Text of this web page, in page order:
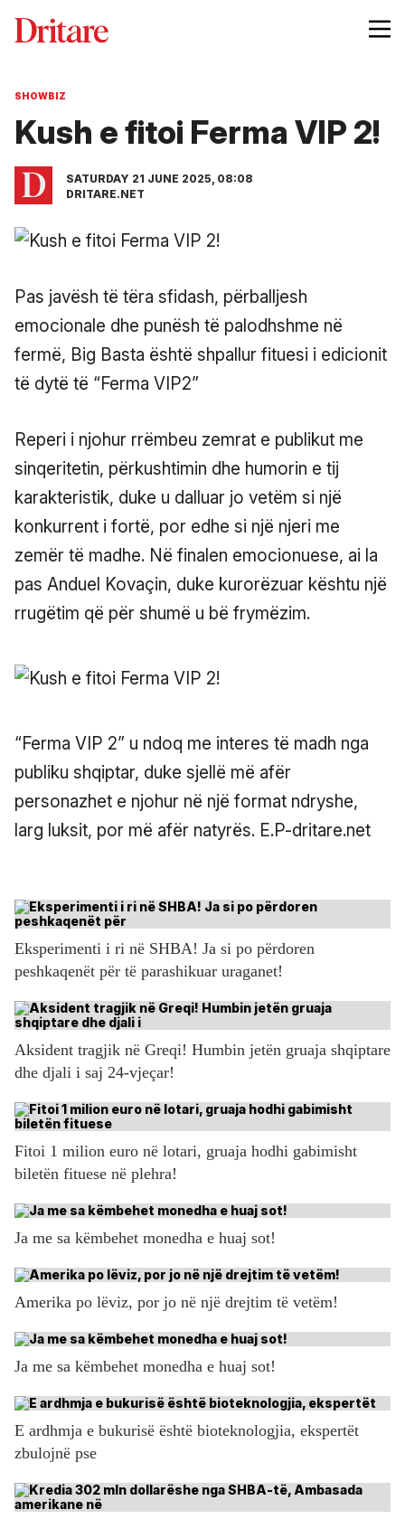
SHOWBIZ
Kush e fitoi Ferma VIP 2!
SATURDAY 21 JUNE 2025, 08:08
DRITARE.NET
Pas javësh të tëra sfidash, përballjesh
emocionale dhe punësh të palodhshme në
fermë, Big Basta është shpallur fituesi i edicionit
të dytë të “Ferma VIP2”
Reperi i njohur rrëmbeu zemrat e publikut me
sinqeritetin, përkushtimin dhe humorin e tij
karakteristik, duke u dalluar jo vetëm si një
konkurrent i fortë, por edhe si një njeri me
zemër të madhe. Në finalen emocionuese, ai la
pas Anduel Kovaçin, duke kurorëzuar kështu një
rrugëtim që për shumë u bë frymëzim.
“Ferma VIP 2” u ndoq me interes të madh nga
publiku shqiptar, duke sjellë më afër
personazhet e njohur në një format ndryshe,
larg luksit, por më afër natyrës. E.P-dritare.net
Eksperimenti i ri në SHBA! Ja si po përdoren
peshkaqenët për të parashikuar uraganet!
Aksident tragjik në Greqi! Humbin jetën gruaja shqiptare
dhe djali i saj 24-vjeçar!
Fitoi 1 milion euro në lotari, gruaja hodhi gabimisht
biletën fituese në plehra!
Ja me sa këmbehet monedha e huaj sot!
Amerika po lëviz, por jo në një drejtim të vetëm!
Ja me sa këmbehet monedha e huaj sot!
E ardhmja e bukurisë është bioteknologjia, ekspertët
zbulojnë pse